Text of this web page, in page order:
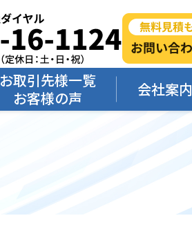
お取引先様一覧
お客様の声
会社案内